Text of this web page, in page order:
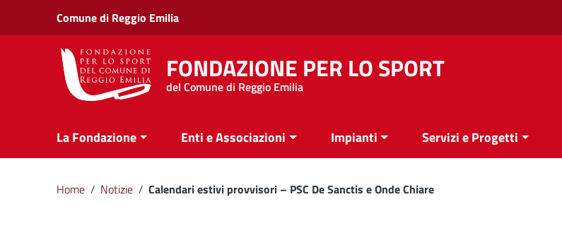
Vai ai contenuti
Vai al menu di navigazione
Vai al footer
Comune di Reggio Emilia
FONDAZIONE PER LO SPORT
del Comune di Reggio Emilia
La Fondazione Enti e Associazioni Impianti Servizi e Progetti
Home / Notizie / Calendari estivi provvisori – PSC De Sanctis e Onde Chiare